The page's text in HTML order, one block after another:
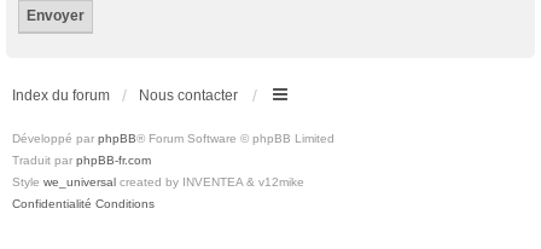
Index du forum Nous contacter
Développé par phpBB® Forum Software © phpBB Limited
Traduit par phpBB-fr.com
Style we_universal created by INVENTEA & v12mike
Confidentialité Conditions